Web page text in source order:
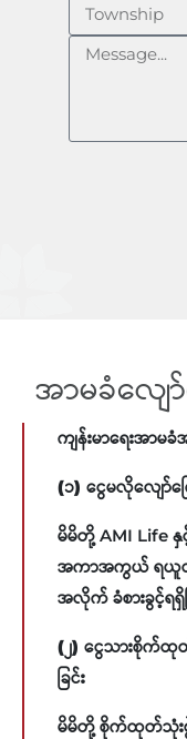
အာမခံလျော်
ကျန်းမာရေးအာမခံ
(၁) ငွေမလိုလျော်က
မိမိတို့ AMI Life နှ
အကာအကွယ် ရယူထာ
အလိုက် ခံစားခွင့်ရရှိခ
(၂)​ ငွေသားစိုက်ထု
ခြင်း
မိမိတို့ စိုက်ထုတ်သုံး